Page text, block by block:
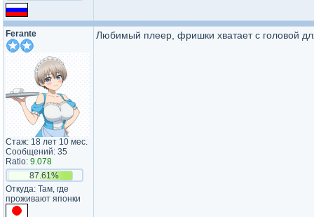
Ferante
Стаж: 18 лет 10 мес.
Сообщений: 35
Ratio: 9.078
87.61%
Откуда: Там, где
проживают японки
Любимый плеер, фришки хватает с головой